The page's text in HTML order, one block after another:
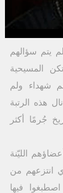
يتم سؤالهم
المسيحية
شهداء ولم
هذه الرتبة
جُرمًا أكثر
الليّنة
انتزعهم من
فيها